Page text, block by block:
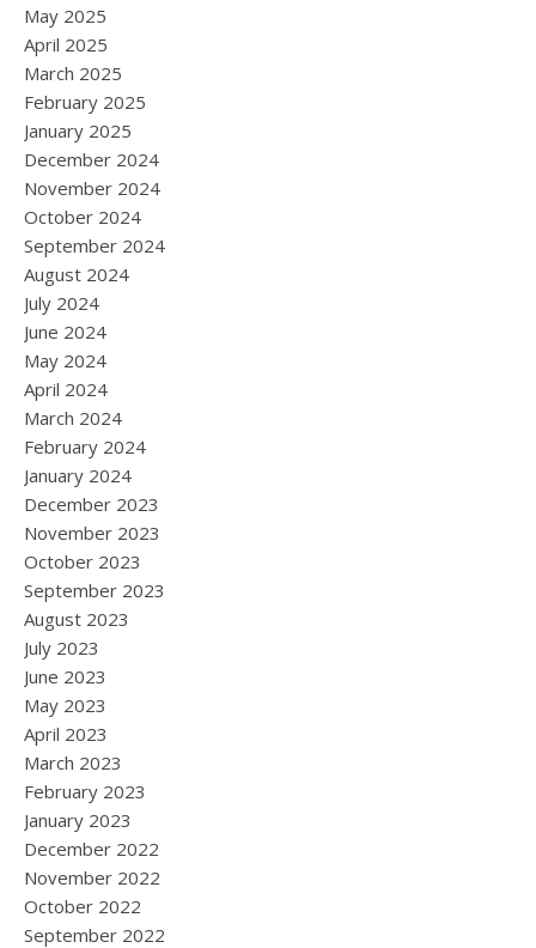
May 2025
April 2025
March 2025
February 2025
January 2025
December 2024
November 2024
October 2024
September 2024
August 2024
July 2024
June 2024
May 2024
April 2024
March 2024
February 2024
January 2024
December 2023
November 2023
October 2023
September 2023
August 2023
July 2023
June 2023
May 2023
April 2023
March 2023
February 2023
January 2023
December 2022
November 2022
October 2022
September 2022